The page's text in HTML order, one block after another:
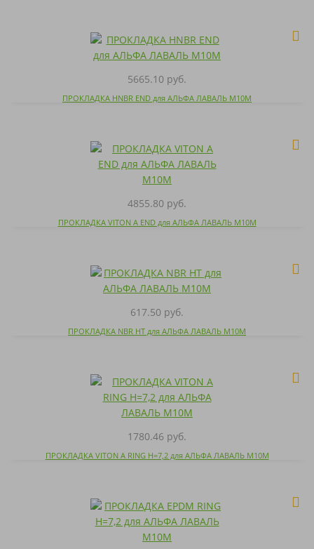
5665.10 руб.
ПРОКЛАДКА HNBR END для АЛЬФА ЛАВАЛЬ M10M
4855.80 руб.
ПРОКЛАДКА VITON A END для АЛЬФА ЛАВАЛЬ M10M
617.50 руб.
ПРОКЛАДКА NBR HT для АЛЬФА ЛАВАЛЬ M10M
1780.46 руб.
ПРОКЛАДКА VITON A RING H=7,2 для АЛЬФА ЛАВАЛЬ M10M